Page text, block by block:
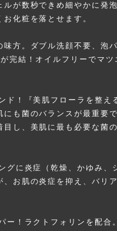
ルが数秒できめ細やかに発
化粧を落とせます。
味方。ダブル洗顔不要、泡
完結！オイルフリーでマツ
！『美肌フローラを整え
にも菌のバランスが最重要
目し、美肌に最も必要な菌
に炎症（乾燥、かゆみ、
、お肌の炎症を抑え、バリ
！ラクトフォリンを配合。